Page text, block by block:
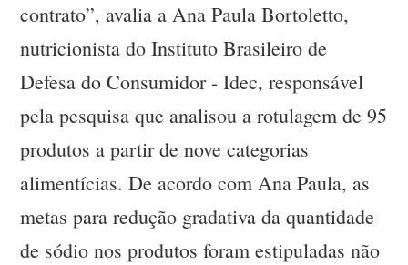
contrato”, avalia a Ana Paula Bortoletto,
nutricionista do Instituto Brasileiro de
Defesa do Consumidor - Idec, responsável
pela pesquisa que analisou a rotulagem de 95
produtos a partir de nove categorias
alimentícias. De acordo com Ana Paula, as
metas para redução gradativa da quantidade
de sódio nos produtos foram estipuladas não